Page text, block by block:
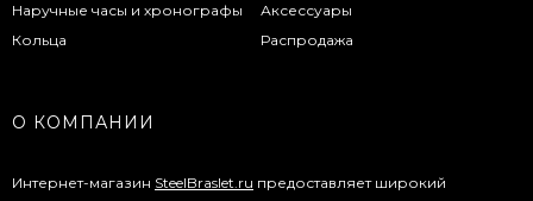
Наручные часы и хронографы
Кольца
Аксессуары
Распродажа
О КОМПАНИИ
Интернет-магазин SteelBraslet.ru предоставляет широкий